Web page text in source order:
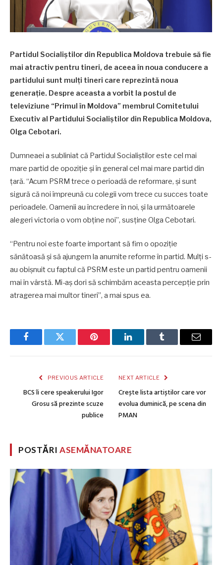
Partidul Socialiștilor din Republica Moldova trebuie să fie
mai atractiv pentru tineri, de aceea în noua conducere a
partidului sunt mulți tineri care reprezintă noua
generație. Despre aceasta a vorbit la postul de
televiziune “Primul în Moldova” membrul Comitetului
Executiv al Partidului Socialiștilor din Republica Moldova,
Olga Cebotari.
Dumneaei a subliniat că Partidul Socialiștilor este cel mai
mare partid de opoziție și în general cel mai mare partid din
țară. “Acum PSRM trece o perioadă de reformare, și sunt
sigură că noi împreună cu colegii vom trece cu succes toate
perioadele. Oamenii au încredere în noi, și la următoarele
alegeri victoria o vom obține noi”, susține Olga Cebotari.
“Pentru noi este foarte important să fim o opoziție
sănătoasă și să ajungem la anumite reforme în partid. Mulți s-
au obișnuit cu faptul că PSRM este un partid pentru oamenii
mai în vârstă. Mi-aș dori să schimbăm aceasta percepție prin
atragerea mai multor tineri”, a mai spus ea.
FacebookTwitter Pinterest LinkedInTumblr Email
PREVIOUS ARTICLE
BCS îi cere speakerului Igor
Grosu să prezinte scuze
publice
NEXT ARTICLE
Crește lista artiștilor care vor
evolua duminică, pe scena din
PMAN
POSTĂRIASEMĂNATOARE